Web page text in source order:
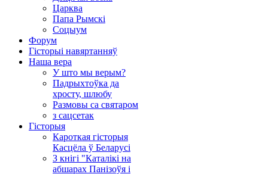
Царква
Папа Рымскі
Соцыум
Форум
Гісторыі навяртанняў
Наша вера
У што мы верым?
Падрыхтоўка да
хросту, шлюбу
Размовы са святаром
з сацсетак
Гісторыя
Кароткая гісторыя
Касцёла ў Беларусі
З кнігі "Каталікі на
абшарах Панізоўя і